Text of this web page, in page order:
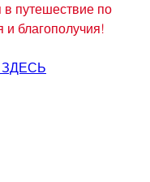
путешествие по
и благополучия!